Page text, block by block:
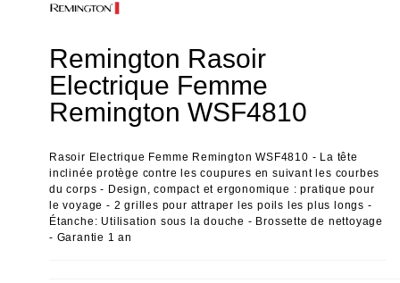
Remington Rasoir
Electrique Femme
Remington WSF4810
Rasoir Electrique Femme Remington WSF4810 - La tête
inclinée protège contre les coupures en suivant les courbes
du corps - Design, compact et ergonomique : pratique pour
le voyage - 2 grilles pour attraper les poils les plus longs -
Étanche: Utilisation sous la douche - Brossette de nettoyage
- Garantie 1 an